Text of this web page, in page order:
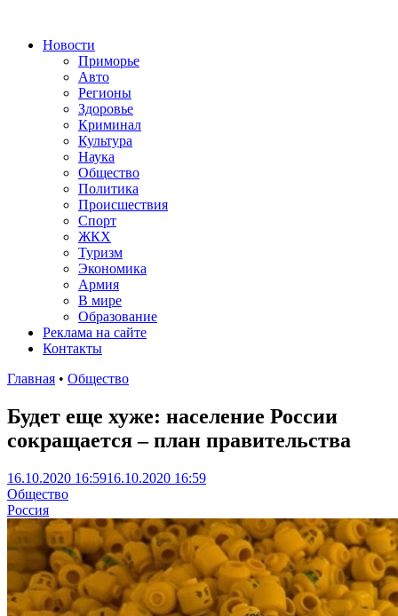
Новости
Приморье
Авто
Регионы
Здоровье
Криминал
Культура
Наука
Общество
Политика
Происшествия
Спорт
ЖКХ
Туризм
Экономика
Армия
В мире
Образование
Реклама на сайте
Контакты
Главная • Общество
Будет еще хуже: население России
сокращается – план правительства
16.10.2020 16:5916.10.2020 16:59
Общество
Россия